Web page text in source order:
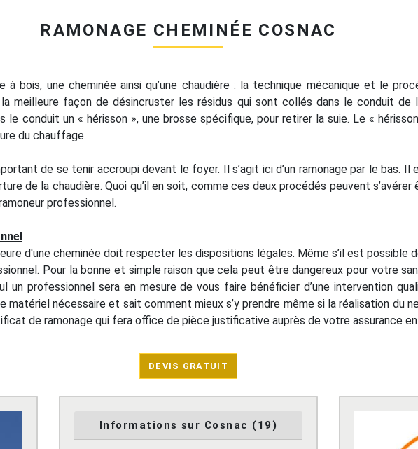
RAMONAGE CHEMINÉE COSNAC
bois, une cheminée ainsi qu’une chaudière : la technique mécanique et le
meilleure façon de désincruster les résidus qui sont collés dans le conduit de
conduit un « hérisson », une brosse spécifique, pour retirer la suie. Le «
du chauffage.
de se tenir accroupi devant le foyer. Il s’agit ici d’un ramonage par le bas.
de la chaudière. Quoi qu’il en soit, comme ces deux procédés peuvent
professionnel.
d'une cheminée doit respecter les dispositions légales. Même s’il est possible
Pour la bonne et simple raison que cela peut être dangereux pour votre
un professionnel sera en mesure de vous faire bénéficier d’une intervention
matériel nécessaire et sait comment mieux s’y prendre même si la réalisation du
de ramonage qui fera office de pièce justificative auprès de votre assurance
DEVIS GRATUIT
Informations sur Cosnac (19)